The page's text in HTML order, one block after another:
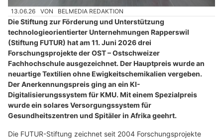
13.06.26 VON BELMEDIA REDAKTION
Die Stiftung zur Förderung und Unterstützung
technologieorientierter Unternehmungen Rapperswil
(Stiftung FUTUR) hat am 11. Juni 2026 drei
Forschungsprojekte der OST – Ostschweizer
Fachhochschule ausgezeichnet. Der Hauptpreis wurde an
neuartige Textilien ohne Ewigkeitschemikalien vergeben.
Der Anerkennungspreis ging an ein KI-
Digitalisierungssystem für KMU. Mit einem Spezialpreis
wurde ein solares Versorgungssystem für
Gesundheitszentren und Spitäler in Afrika geehrt.
Die FUTUR-Stiftung zeichnet seit 2004 Forschungsprojekte